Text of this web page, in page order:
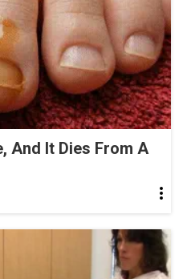
And It Dies From A